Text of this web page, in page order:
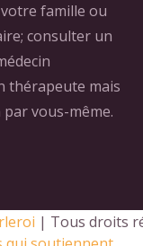
famille ou
consulter un
thérapeute mais
vous-même.
| Tous droits